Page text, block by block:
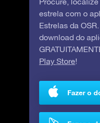
estrela com o
Estrelas da
download do
Play Store!
Fazer o